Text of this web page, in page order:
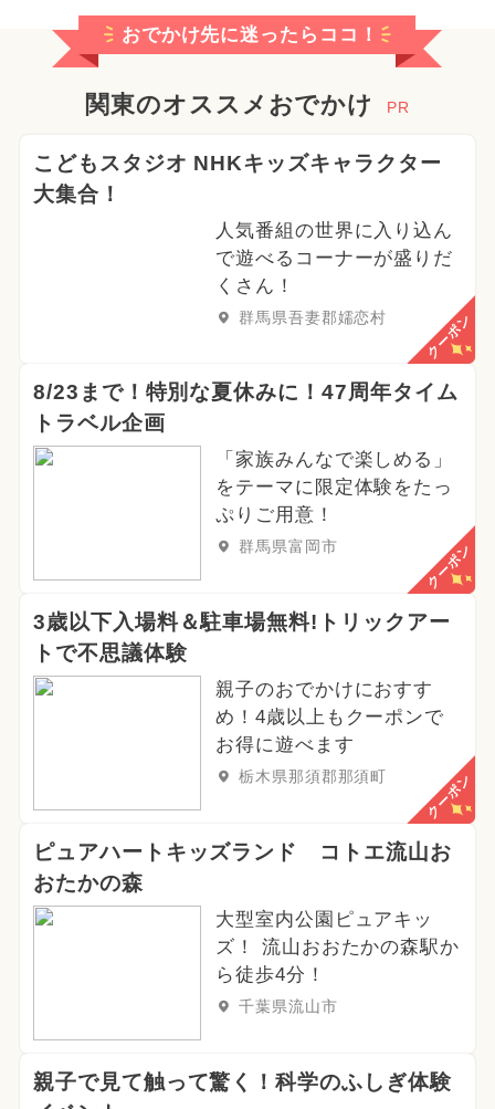
2024年8月のイベント
2024年11月のイベント
2026年3月のイベント
イルミネーション
2024年12月のイベント
2024年9月のイベント
2025年7月のイベント
2026年4月のイベント
2025年5月のイベント
2025年1月のイベント
2025年2月のイベント
2025年4月のイベント
2024年2月のイベント
2024年6月のイベント 春休み
おでかけ先に迷ったらココ！
関東のオススメおでかけ PR
こどもスタジオ NHKキッズキャラクター
大集合！
人気番組の世界に入り込ん
で遊べるコーナーが盛りだ
くさん！
群馬県吾妻郡嬬恋村 クーポン
8/23まで！特別な夏休みに！47周年タイム
トラベル企画
「家族みんなで楽しめる」
をテーマに限定体験をたっ
ぷりご用意！
群馬県富岡市 クーポン
3歳以下入場料＆駐車場無料!トリックアー
トで不思議体験
親子のおでかけにおすす
め！4歳以上もクーポンで
お得に遊べます
栃木県那須郡那須町 クーポン
ピュアハートキッズランド コトエ流山お
おたかの森
大型室内公園ピュアキッ
ズ！ 流山おおたかの森駅か
ら徒歩4分！
千葉県流山市
親子で見て触って驚く！科学のふしぎ体験